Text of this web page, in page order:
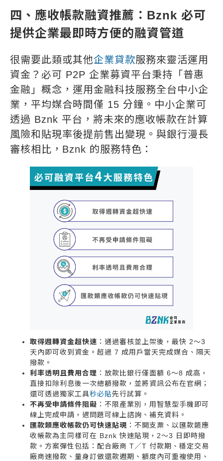
四、應收帳款融資推薦：Bznk 必可
提供企業最即時方便的融資管道
很需要此類或其他企業貸款服務來靈活運用
資金？必可 P2P 企業募資平台秉持「普惠
金融」概念，運用金融科技服務全台中小企
業，平均媒合時間僅 15 分鐘。中小企業可
透過 Bznk 平台，將未來的應收帳款在計算
風險和貼現率後提前售出變現。與銀行漫長
審核相比，Bznk 的服務特色：
取得週轉資金超快速 ：通過審核並上架後，最快 2～3
天內即可收到資金。超過 7 成用戶當天完成媒合、隔天
撥款。
利率透明且費用合理 ：放款比銀行僅面額 6～8 成高，
直接扣除利息後一次總額撥款，並將資訊公布在官網；
還可透過獨家工具秒必貼先行試算。
不再受申請條件阻礙 ：不限產業別，用智慧型手機即可
線上完成申請，遇問題可線上諮詢、補充資料。
匯款類應收帳款仍可快速貼現 ：不開支票、以匯款類應
收帳款為主同樣可在 Bznk 快速貼現，2～3 日即時撥
款。方案彈性包括：配合廠商 T／T 付款期、穩定交易
廠商速撥款、量身訂做還款週期、額度內可重複使用、